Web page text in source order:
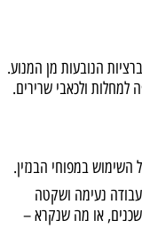
הנובעות מן המנוע.
למחלות ולכאבי שרירים.
השימוש במפוחי הבנזין.
נעימה ושקטה
או מה שנקרא –